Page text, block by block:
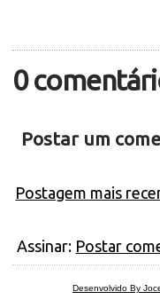
0
Postar um
Postagem mais
Assinar: Postar
Desenvolvido By